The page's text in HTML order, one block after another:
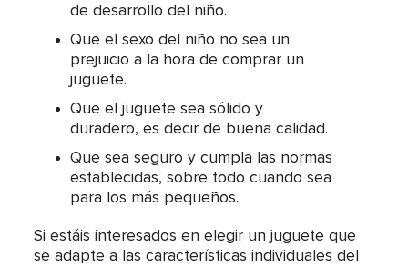
de desarrollo del niño.
Que el sexo del niño no sea un
prejuicio a la hora de comprar un
juguete.
Que el juguete sea sólido y
duradero, es decir de buena calidad.
Que sea seguro y cumpla las normas
establecidas, sobre todo cuando sea
para los más pequeños.
Si estáis interesados en elegir un juguete que
se adapte a las características individuales del